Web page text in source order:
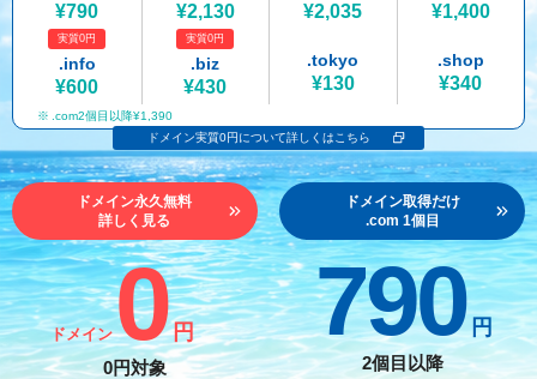
プレミアムドメイン
人気ドメインの種類
WHOIS検索
バリュードメインAPI
ドメイン・ホスティングOEM
ドメインコンシェルジュ
Value Domain Analyzer
Value AI Writer
従来のバリュードメインをご利用希望の方
Value Domainにログイン
外部サービスでの登録が一部未対応（Google等）
おすすめ One レンタルサーバーを含む最新の機能を使う方
ユーザー登録
従来のバリュードメインをご利用希望の方
Value Domainユーザー登録
外部サービスでの登録が一部未対応（Google等）
おすすめ One レンタルサーバーを含む最新の機能を使う方
¥790 ¥2,130 ¥2,035 ¥1,400
実質0円
.info
¥600
実質0円
.biz
¥430
.tokyo
¥130
.shop
¥340
.com2個目以降¥1,390
ドメイン実質0円について詳しくはこちら
ドメイン永久無料
詳しく見る
ドメイン0 円
0円対象
ドメイン取得だけ
.com 1個目
790 円
2個目以降